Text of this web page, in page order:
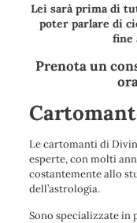
Lei sarà prima di
poter parlare di
fine
Prenota un
Le cartomanti di
esperte, con molti
costantemente allo
dell’astrologia.
Sono specializzate in